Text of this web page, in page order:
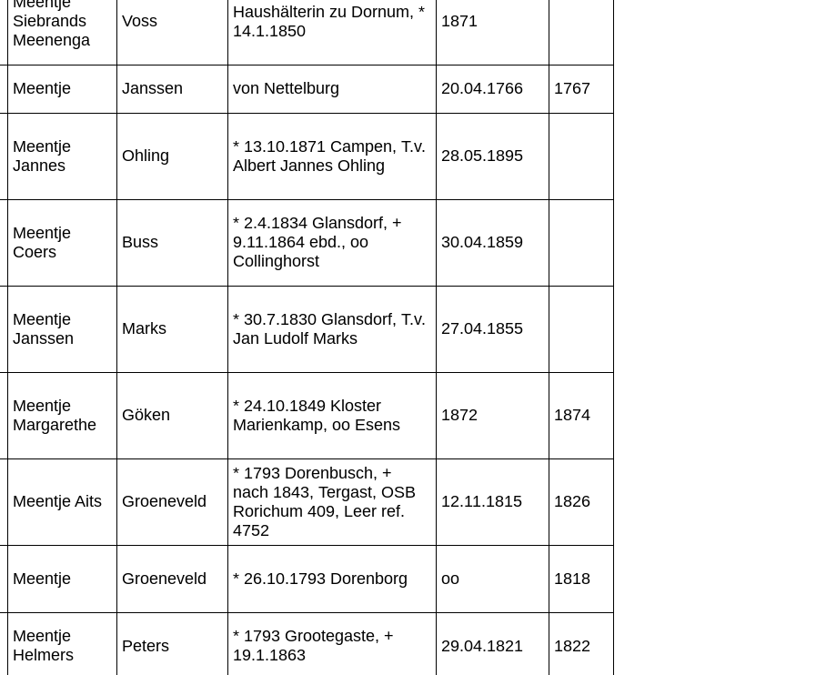
Siebrands
Meenenga
Voss
Haushälterin zu Dornum, *
14.1.1850
1871
Meentje Janssen von Nettelburg 20.04.1766 1767
Meentje
Jannes
Ohling
* 13.10.1871 Campen, T.v.
Albert Jannes Ohling
28.05.1895
Meentje
Coers
Buss
* 2.4.1834 Glansdorf, +
9.11.1864 ebd., oo
Collinghorst
30.04.1859
Meentje
Janssen
Marks
* 30.7.1830 Glansdorf, T.v.
Jan Ludolf Marks
27.04.1855
Meentje
Margarethe
Göken
* 24.10.1849 Kloster
Marienkamp, oo Esens
1872 1874
Meentje Aits Groeneveld
* 1793 Dorenbusch, +
nach 1843, Tergast, OSB
Rorichum 409, Leer ref.
4752
12.11.1815 1826
Meentje Groeneveld * 26.10.1793 Dorenborg oo 1818
Meentje
Helmers
Peters
* 1793 Grootegaste, +
19.1.1863
29.04.1821 1822